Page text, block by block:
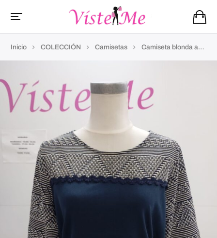
Inicio COLECCIÓN Camisetas Camiseta blonda azul m